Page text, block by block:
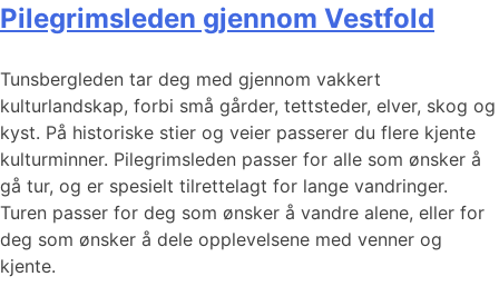
Pilegrimsleden gjennom Vestfold
Tunsbergleden tar deg med gjennom vakkert
kulturlandskap, forbi små gårder, tettsteder, elver, skog og
kyst. På historiske stier og veier passerer du flere kjente
kulturminner. Pilegrimsleden passer for alle som ønsker å
gå tur, og er spesielt tilrettelagt for lange vandringer.
Turen passer for deg som ønsker å vandre alene, eller for
deg som ønsker å dele opplevelsene med venner og
kjente.